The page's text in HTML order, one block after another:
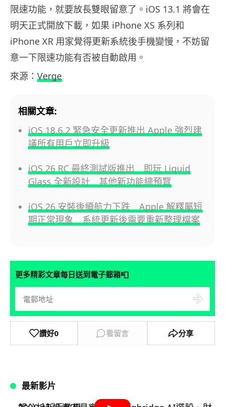
限速功能，就要放長雙眼留意了。iOS 13.1 將會在
明天正式開放下載，如果 iPhone XS 系列和
iPhone XR 用家覺得更新系統後手機變慢，不妨留
意一下限速功能有否被自動啟用。
來源： Verge
相關文章:
iOS 18.6.2 緊急安全更新推出 Apple 強烈建
議所有用戶立即升級
iOS 26 RC 最終測試版推出 即玩 Liquid
Glass 全新設計 其他新功能總預覽
iOS 26 安裝後續航力下跌 Apple 解釋屬短
期正常現象 系統更新後需要重新整理檔案
更多精彩文章每日送到電子郵箱📮
讚好0 看留言 分享
最新影片